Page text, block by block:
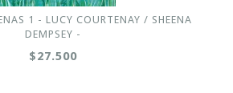
1 - LUCY COURTENAY / SHEENA
DEMPSEY -
$27.500